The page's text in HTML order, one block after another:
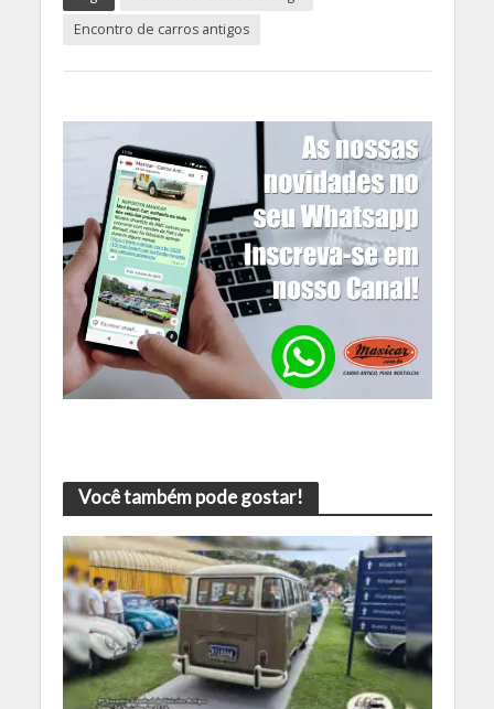
Encontro de carros antigos
Você também pode gostar!